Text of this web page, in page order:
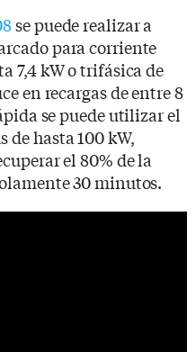
se puede realizar a
para corriente
7,4 kW o trifásica de
en recargas de entre 8
se puede utilizar el
de hasta 100 kW,
el 80% de la
30 minutos.